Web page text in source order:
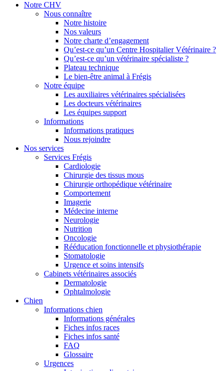
Notre CHV
Nous connaître
Notre histoire
Nos valeurs
Notre charte d’engagement
Qu’est-ce qu’un Centre Hospitalier Vétérinaire ?
Qu’est-ce qu’un vétérinaire spécialiste ?
Plateau technique
Le bien-être animal à Frégis
Notre équipe
Les auxiliaires vétérinaires spécialisées
Les docteurs vétérinaires
Les équipes support
Informations
Informations pratiques
Nous rejoindre
Nos services
Services Frégis
Cardiologie
Chirurgie des tissus mous
Chirurgie orthopédique vétérinaire
Comportement
Imagerie
Médecine interne
Neurologie
Nutrition
Oncologie
Rééducation fonctionnelle et physiothérapie
Stomatologie
Urgence et soins intensifs
Cabinets vétérinaires associés
Dermatologie
Ophtalmologie
Chien
Informations chien
Informations générales
Fiches infos races
Fiches infos santé
FAQ
Glossaire
Urgences